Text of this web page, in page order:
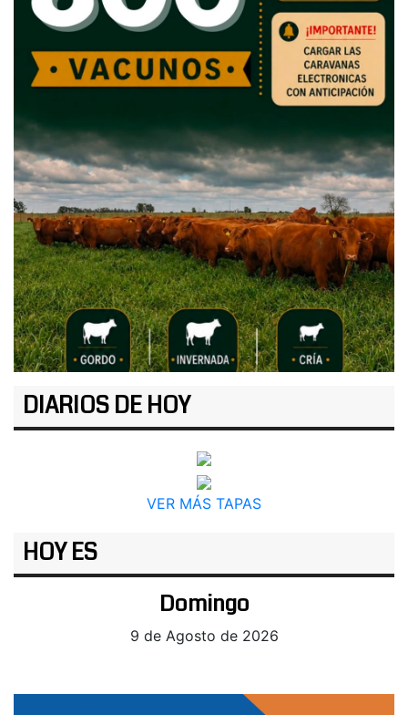
DIARIOS DE HOY
VER MÁS TAPAS
HOY ES
Domingo
9 de Agosto de 2026